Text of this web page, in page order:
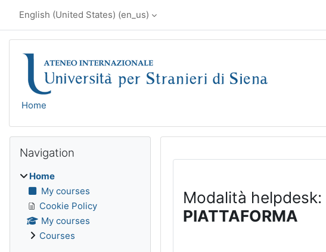
English (United States) ‎(en_us)‎
Home
Modalità helpdesk:
PIATTAFORMA
Blocks
Navigation
Home
My courses
Cookie Policy
My courses
Courses